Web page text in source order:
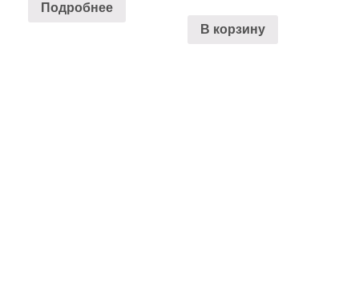
Подробнее
В корзину